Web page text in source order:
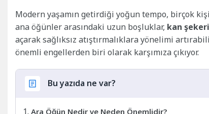
Modern yaşamın getirdiği yoğun tempo, birçok
ana öğünler arasındaki uzun boşluklar, kan
açarak sağlıksız atıştırmalıklara yönelimi
önemli engellerden biri olarak karşımıza çıkıyor.
Bu yazıda ne var?
Ara Öğün Nedir ve Neden Önemlidir?